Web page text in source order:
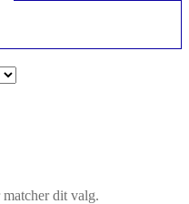
dit valg.